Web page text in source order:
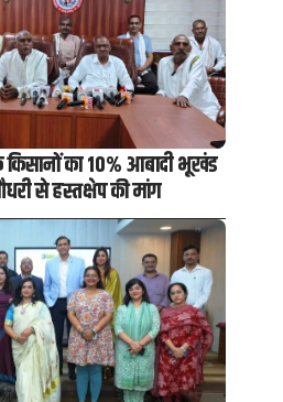
का 10% आबादी भूखंड
से हस्तक्षेप की मांग